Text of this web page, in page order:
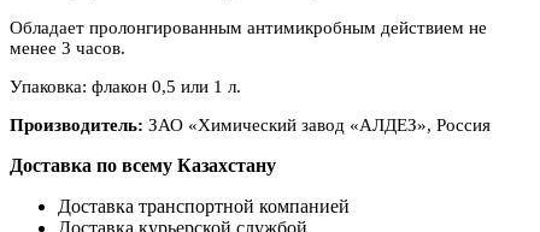
Обладает пролонгированным антимикробным действием не
менее 3 часов.
Упаковка: флакон 0,5 или 1 л.
Производитель: ЗАО «Химический завод «АЛДЕЗ», Россия
Доставка по всему Казахстану
Доставка транспортной компанией
Доставка курьерской службой